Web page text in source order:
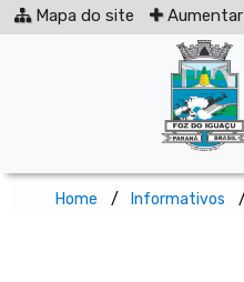
Mapa do site
Home Informativos